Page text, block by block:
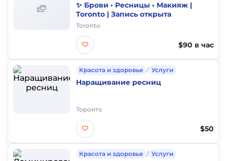
✨ Брови • Ресницы • Макияж |
Toronto | Запись открыта
Toronto
$90 в час
Красота и здоровье / Услуги
Наращивание ресниц
Торонто
$50
Красота и здоровье / Услуги